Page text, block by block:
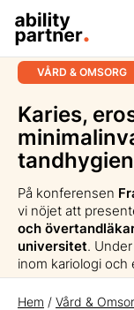
VÅRD & OMSORG
Karies,
På konferensen
vi nöjet att
och
universitet.
inom kariologi
Hem / Vård &